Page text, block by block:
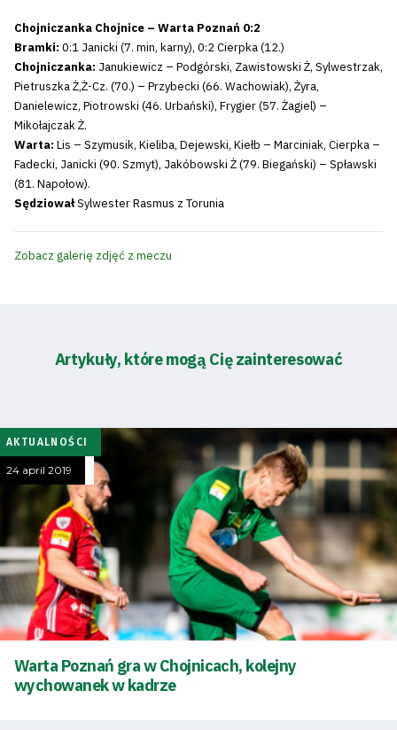
Chojniczanka Chojnice – Warta Poznań 0:2
Bramki: 0:1 Janicki (7. min, karny), 0:2 Cierpka (12.)
Chojniczanka: Janukiewicz – Podgórski, Zawistowski Ż, Sylwestrzak,
Pietruszka Ż,Ż-Cz. (70.) – Przybecki (66. Wachowiak), Żyra,
Danielewicz, Piotrowski (46. Urbański), Frygier (57. Żagiel) –
Mikołajczak Ż.
Warta: Lis – Szymusik, Kieliba, Dejewski, Kiełb – Marciniak, Cierpka –
Fadecki, Janicki (90. Szmyt), Jakóbowski Ż (79. Biegański) – Spławski
(81. Napołow).
SędziowałSylwester Rasmus z Torunia
Zobacz galerię zdjęć z meczu
Artykuły, które mogą Cię zainteresować
AKTUALNOŚCI
24 april 2019
Warta Poznań gra w Chojnicach, kolejny
wychowanek w kadrze